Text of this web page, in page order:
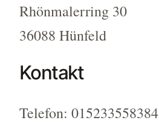
Rhönmalerring 30
36088 Hünfeld
Kontakt
Telefon: 015233558384